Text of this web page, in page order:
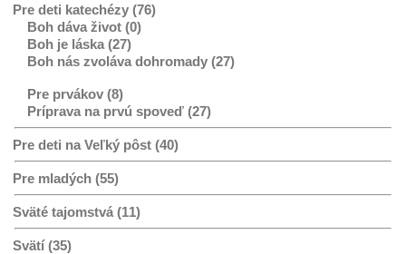
Pre deti katechézy (76)
Boh dáva život (0)
Boh je láska (27)
Boh nás zvoláva dohromady (27)
Pre prvákov (8)
Príprava na prvú spoveď (27)
Pre deti na Veľký pôst (40)
Pre mladých (55)
Sväté tajomstvá (11)
Svätí (35)